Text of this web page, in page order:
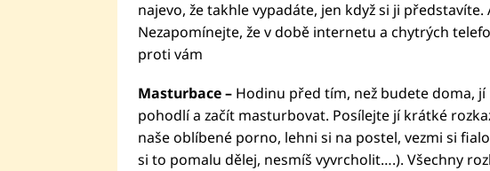
najevo, že takhle vypadáte, jen když si ji
Nezapomínejte, že v době internetu a chytrých
proti vám
Masturbace – Hodinu před tím, než budete doma,
pohodlí a začít masturbovat. Posílejte jí krátké
naše oblíbené porno, lehni si na postel, vezmi si
si to pomalu dělej, nesmíš vyvrcholit….). Všechny